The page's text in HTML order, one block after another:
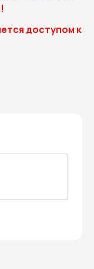
доступом к